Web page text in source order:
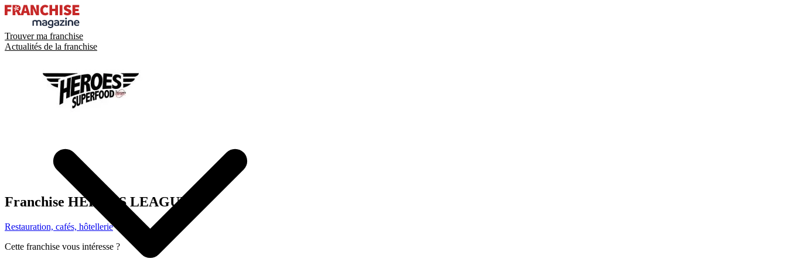
Trouver ma franchise
Actualités de la franchise
Franchise HEROES LEAGUE
Restauration, cafés, hôtellerie
Cette franchise vous intéresse ?